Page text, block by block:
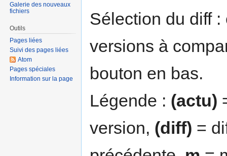
Sélection du diff
versions à
bouton en bas.
Légende : (actu)
version, (diff) =
Galerie des nouveaux
fichiers
Outils
Pages liées
Suivi des pages liées
Atom
Pages spéciales
Information sur la page